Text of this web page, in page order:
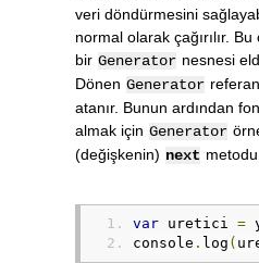
veri döndürmesini
normal olarak çağırılır. Bu
bir Generator nesnesi
Dönen Generator
atanır. Bunun ardından
almak için Generator
(değişkenin) next metodu
var uretici =
console . log (